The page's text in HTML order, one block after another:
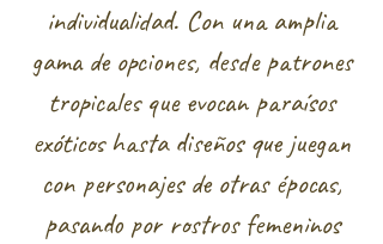
individualidad. Con una amplia
gama de opciones, desde patrones
tropicales que evocan paraísos
exóticos hasta diseños que juegan
con personajes de otras épocas,
pasando por rostros femeninos